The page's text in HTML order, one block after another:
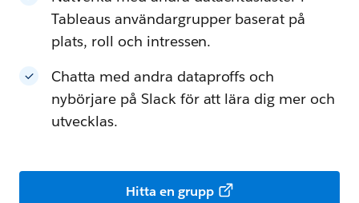
Tableaus användargrupper baserat på
plats, roll och intressen.
Chatta med andra dataproffs och
nybörjare på Slack för att lära dig mer och
utvecklas.
Hitta en grupp